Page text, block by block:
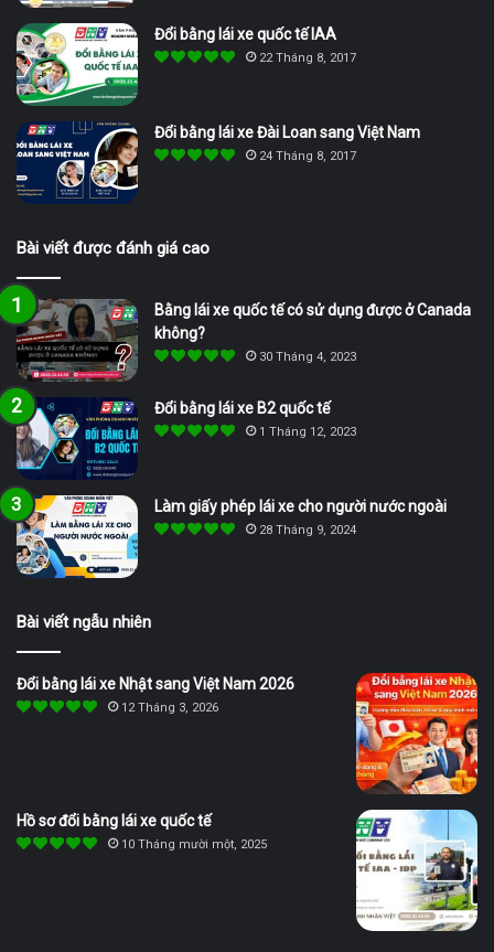
Đổi bằng lái xe quốc tế IAA
22 Tháng 8, 2017
Đổi bằng lái xe Đài Loan sang Việt Nam
24 Tháng 8, 2017
Bài viết được đánh giá cao
Bằng lái xe quốc tế có sử dụng được ở Canada
không?
30 Tháng 4, 2023
Đổi bằng lái xe B2 quốc tế
1 Tháng 12, 2023
Làm giấy phép lái xe cho người nước ngoài
28 Tháng 9, 2024
Bài viết ngẫu nhiên
Đổi bằng lái xe Nhật sang Việt Nam 2026
12 Tháng 3, 2026
Hồ sơ đổi bằng lái xe quốc tế
10 Tháng mười một, 2025